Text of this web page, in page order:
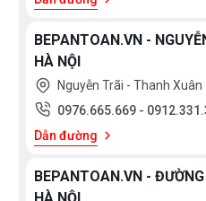
BEPANTOAN.VN -
HÀ NỘI
Nguyễn Trãi - Thanh Xuân
0976.665.669 -
Dẫn đường
BEPANTOAN.VN -